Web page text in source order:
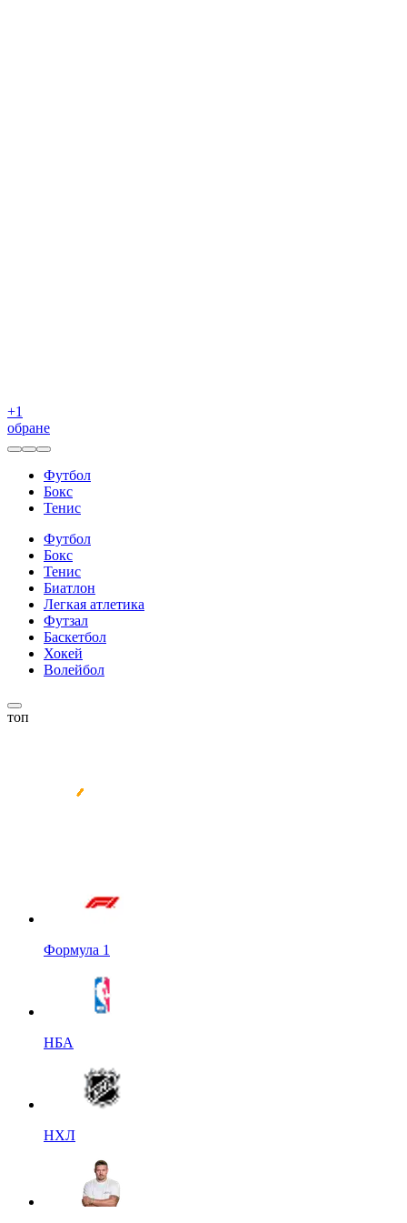
+1
обране
Футбол
Бокс
Тенис
Футбол
Бокс
Тенис
Биатлон
Легкая атлетика
Футзал
Баскетбол
Хокей
Волейбол
топ
Формула 1
НБА
НХЛ